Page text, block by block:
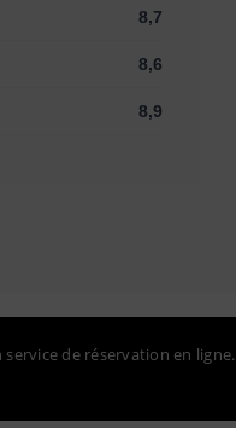
8,7
8,6
8,9
de réservation en ligne.